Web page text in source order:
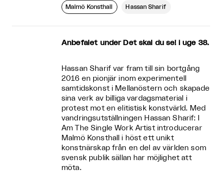
Malmö Konsthall Hassan Sharif
Anbefalet under Det skal du se! i uge 38.
Hassan Sharif var fram till sin bortgång
2016 en pionjär inom experimentell
samtidskonst i Mellanöstern och skapade
sina verk av billiga vardagsmaterial i
protest mot en elitistisk konstvärld. Med
vandringsutställningen Hassan Sharif: I
Am The Single Work Artist introducerar
Malmö Konsthall i höst ett unikt
konstnärskap från en del av världen som
svensk publik sällan har möjlighet att
möta.